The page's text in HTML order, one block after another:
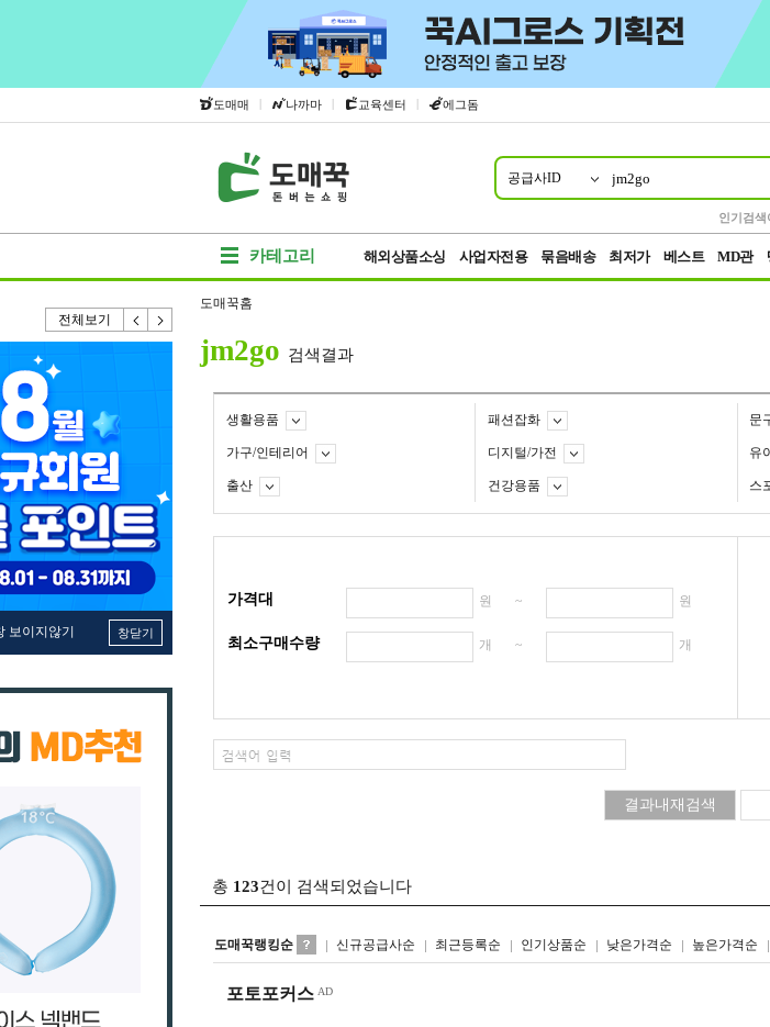
도매매 | 나까마 | 교육센터 | 에그돔
공급사ID
인기검색
카테고리 해외상품소싱 사업자전용 묶음배송 최저가 베스트 MD관
전체보기
보이지않기 창닫기
도매꾹홈
jm2go 검색결과
생활용품 패션잡화 문
가구/인테리어 디지털/가전 유
출산 건강용품 스
가격대 원 ~ 원
최소구매수량 개 ~ 개
총 123건이 검색되었습니다
도매꾹랭킹순 신규공급사순 최근등록순 인기상품순 낮은가격순 높은가격순
리스트형갤러리형
포토포커스